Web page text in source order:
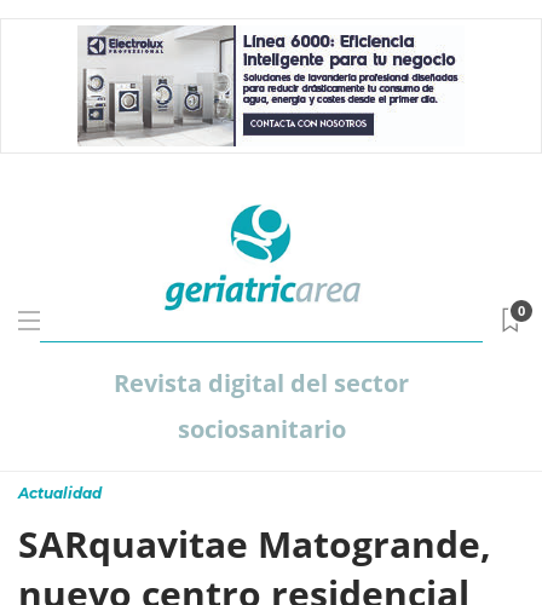
Revista digital del sector
sociosanitario
0
Actualidad
SARquavitae Matogrande,
nuevo centro residencial